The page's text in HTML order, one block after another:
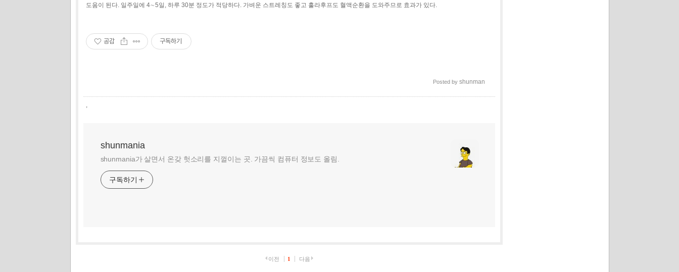
도움이 된다. 일주일에 4∼5일, 하루 30분 정도가 적당하다. 가벼운 스트레칭도 좋고 훌라후프도 혈액순환을 도와주므로 효과가 있다.
공감 구독하기
Posted by shunman
shunmania
shunmania가 살면서 온갖 헛소리를 지껄이는 곳. 가끔씩 컴퓨터 정보도 올림.
구독하기
이전 1 다음